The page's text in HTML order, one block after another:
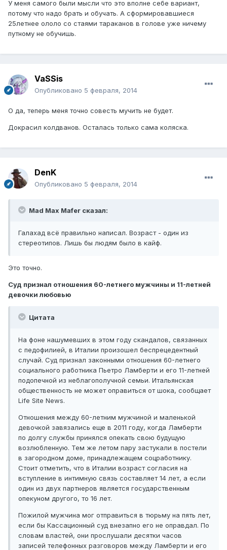
У меня самого были мысли что это вполне себе вариант,
потому что надо брать и обучать. А сформировавшиеся
25летнее ололо со стаями тараканов в голове уже ничему
путному не обучишь.
VaSSis
Опубликовано 5 февраля, 2014
О да, теперь меня точно совесть мучить не будет.
Докрасил колдванов. Осталась только сама коляска.
DenK
Опубликовано 5 февраля, 2014
Mad Max Mafer сказал:
Галахад всё правильно написал. Возраст - один из
стереотипов. Лишь бы людям было в кайф.
Это точно.
Суд признал отношения 60-летнего мужчины и 11-летней
девочки любовью
Цитата
На фоне нашумевших в этом году скандалов, связанных
с педофилией, в Италии произошел беспрецедентный
случай. Суд признал законными отношения 60-летнего
социального работника Пьетро Ламберти и его 11-летней
подопечной из неблагополучной семьи. Итальянская
общественность не может оправиться от шока, сообщает
Life Site News.
Отношения между 60-летним мужчиной и маленькой
девочкой завязались еще в 2011 году, когда Ламберти
по долгу службы принялся опекать свою будущую
возлюбленную. Тем же летом пару застукали в постели
в загородном доме, принадлежащем соцработнику.
Стоит отметить, что в Италии возраст согласия на
вступление в интимную связь составляет 14 лет, а если
один из двух партнеров является государственным
опекуном другого, то 16 лет.
Пожилой мужчина мог отправиться в тюрьму на пять лет,
если бы Кассационный суд внезапно его не оправдал. По
словам властей, они прослушали десятки часов
записей телефонных разговоров между Ламберти и его